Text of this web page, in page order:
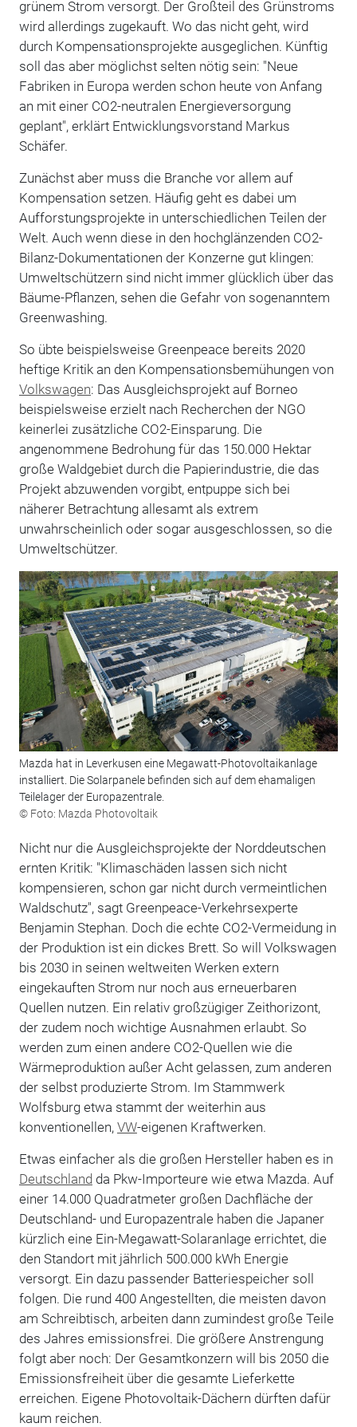
grünem Strom versorgt. Der Großteil des Grünstroms
wird allerdings zugekauft. Wo das nicht geht, wird
durch Kompensationsprojekte ausgeglichen. Künftig
soll das aber möglichst selten nötig sein: "Neue
Fabriken in Europa werden schon heute von Anfang
an mit einer CO2-neutralen Energieversorgung
geplant", erklärt Entwicklungsvorstand Markus
Schäfer.
Zunächst aber muss die Branche vor allem auf
Kompensation setzen. Häufig geht es dabei um
Aufforstungsprojekte in unterschiedlichen Teilen der
Welt. Auch wenn diese in den hochglänzenden CO2-
Bilanz-Dokumentationen der Konzerne gut klingen:
Umweltschützern sind nicht immer glücklich über das
Bäume-Pflanzen, sehen die Gefahr von sogenanntem
Greenwashing.
So übte beispielsweise Greenpeace bereits 2020
heftige Kritik an den Kompensationsbemühungen von
Volkswagen: Das Ausgleichsprojekt auf Borneo
beispielsweise erzielt nach Recherchen der NGO
keinerlei zusätzliche CO2-Einsparung. Die
angenommene Bedrohung für das 150.000 Hektar
große Waldgebiet durch die Papierindustrie, die das
Projekt abzuwenden vorgibt, entpuppe sich bei
näherer Betrachtung allesamt als extrem
unwahrscheinlich oder sogar ausgeschlossen, so die
Umweltschützer.
Mazda hat in Leverkusen eine Megawatt-Photovoltaikanlage
installiert. Die Solarpanele befinden sich auf dem ehamaligen
Teilelager der Europazentrale.
© Foto: Mazda Photovoltaik
Nicht nur die Ausgleichsprojekte der Norddeutschen
ernten Kritik: "Klimaschäden lassen sich nicht
kompensieren, schon gar nicht durch vermeintlichen
Waldschutz", sagt Greenpeace-Verkehrsexperte
Benjamin Stephan. Doch die echte CO2-Vermeidung in
der Produktion ist ein dickes Brett. So will Volkswagen
bis 2030 in seinen weltweiten Werken extern
eingekauften Strom nur noch aus erneuerbaren
Quellen nutzen. Ein relativ großzügiger Zeithorizont,
der zudem noch wichtige Ausnahmen erlaubt. So
werden zum einen andere CO2-Quellen wie die
Wärmeproduktion außer Acht gelassen, zum anderen
der selbst produzierte Strom. Im Stammwerk
Wolfsburg etwa stammt der weiterhin aus
konventionellen, VW-eigenen Kraftwerken.
Etwas einfacher als die großen Hersteller haben es in
Deutschland da Pkw-Importeure wie etwa Mazda. Auf
einer 14.000 Quadratmeter großen Dachfläche der
Deutschland- und Europazentrale haben die Japaner
kürzlich eine Ein-Megawatt-Solaranlage errichtet, die
den Standort mit jährlich 500.000 kWh Energie
versorgt. Ein dazu passender Batteriespeicher soll
folgen. Die rund 400 Angestellten, die meisten davon
am Schreibtisch, arbeiten dann zumindest große Teile
des Jahres emissionsfrei. Die größere Anstrengung
folgt aber noch: Der Gesamtkonzern will bis 2050 die
Emissionsfreiheit über die gesamte Lieferkette
erreichen. Eigene Photovoltaik-Dächern dürften dafür
kaum reichen.